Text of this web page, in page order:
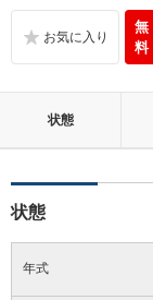
無
料
状態
状態
年式